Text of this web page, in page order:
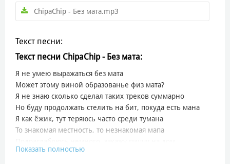
ChipaChip - Без мата.mp3
Текст песни:
Текст песни ChipaChip - Без мата:
Я не умею выражаться без мата
Может этому виной образованье физ мата?
Я не знаю сколько сделал таких треков суммарно
Но буду продолжать стелить на бит, покуда есть мана
Я как ёжик, тут теряюсь часто среди тумана
То знакомая местность, то незнакомая мапа
Если ты в раю, то помни, что всё кончится адом
Показать полностью